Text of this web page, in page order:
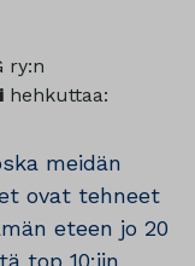
ry:n
hehkuttaa:
meidän
ovat tehneet
eteen jo 20
top 10:iin